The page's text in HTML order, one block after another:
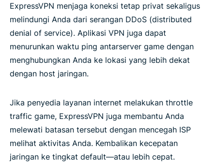
ExpressVPN menjaga koneksi tetap privat sekaligus
melindungi Anda dari serangan DDoS (distributed
denial of service). Aplikasi VPN juga dapat
menurunkan waktu ping antarserver game dengan
menghubungkan Anda ke lokasi yang lebih dekat
dengan host jaringan.
Jika penyedia layanan internet melakukan throttle
traffic game, ExpressVPN juga membantu Anda
melewati batasan tersebut dengan mencegah ISP
melihat aktivitas Anda. Kembalikan kecepatan
jaringan ke tingkat default—atau lebih cepat.